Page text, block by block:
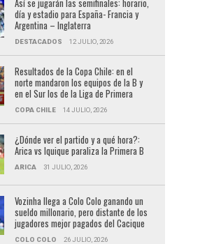
Así se jugarán las semifinales: horario,
día y estadio para España- Francia y
Argentina – Inglaterra
DESTACADOS 12 JULIO, 2026
Resultados de la Copa Chile: en el
norte mandaron los equipos de la B y
en el Sur los de la Liga de Primera
COPA CHILE 14 JULIO, 2026
¿Dónde ver el partido y a qué hora?:
Arica vs Iquique paraliza la Primera B
ARICA 31 JULIO, 2026
Vozinha llega a Colo Colo ganando un
sueldo millonario, pero distante de los
jugadores mejor pagados del Cacique
COLO COLO 26 JULIO, 2026